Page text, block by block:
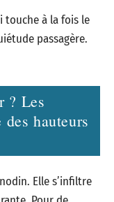
touche à la fois le
passagère.
? Les
hauteurs
Elle s’infiltre